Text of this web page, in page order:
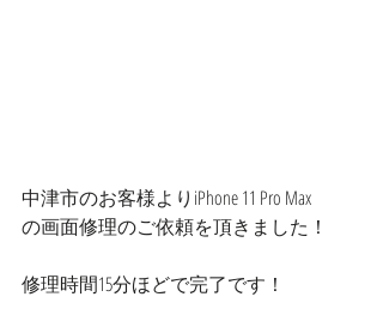
中津市のお客様よりiPhone 11 Pro Max
の画面修理のご依頼を頂きました！
修理時間15分ほどで完了です！